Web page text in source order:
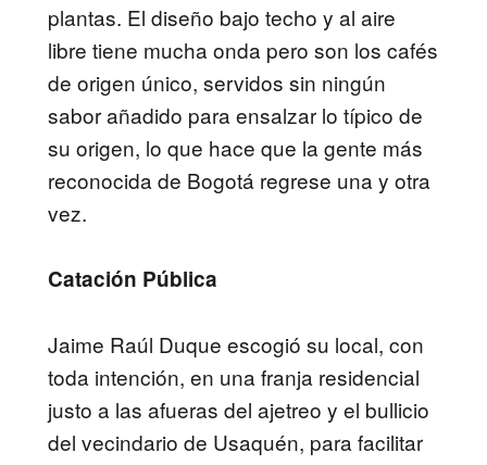
plantas. El diseño bajo techo y al aire
libre tiene mucha onda pero son los cafés
de origen único, servidos sin ningún
sabor añadido para ensalzar lo típico de
su origen, lo que hace que la gente más
reconocida de Bogotá regrese una y otra
vez.
Catación Pública
Jaime Raúl Duque escogió su local, con
toda intención, en una franja residencial
justo a las afueras del ajetreo y el bullicio
del vecindario de Usaquén, para facilitar